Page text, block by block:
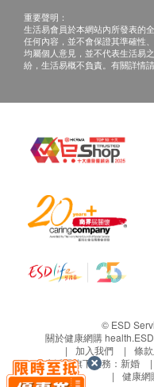
重要聲明：
生活易會員於本網站內所發表的
任何內容，並不會保證其準確性
均屬個人意見，並不代表生活易
紛，生活易概不負責。有關詳情
© ESD
關於健康網購
加入我們
條
生活易旗下業務： 新婚
健康網